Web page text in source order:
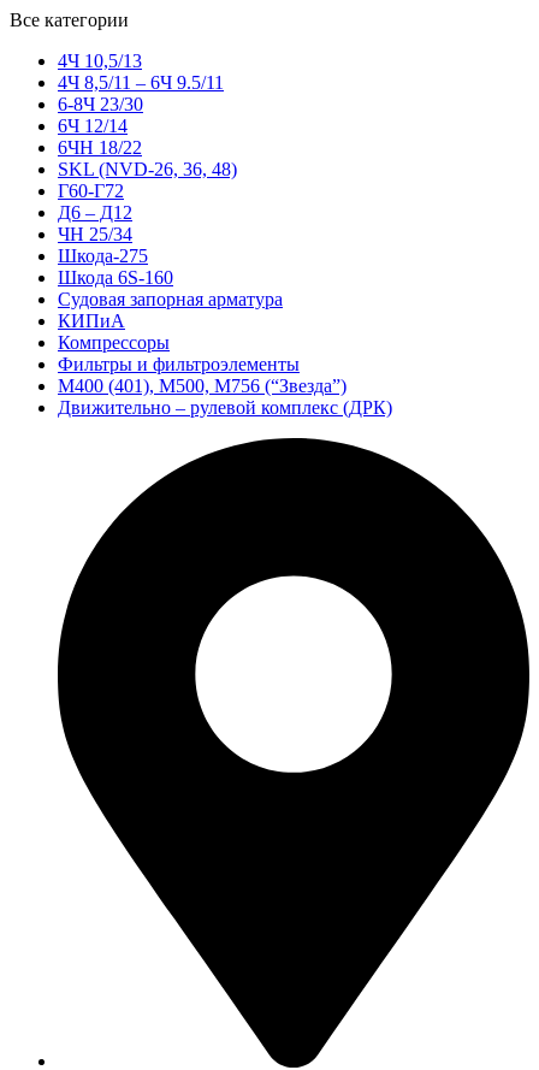
Все категории
4Ч 10,5/13
4Ч 8,5/11 – 6Ч 9.5/11
6-8Ч 23/30
6Ч 12/14
6ЧН 18/22
SKL (NVD-26, 36, 48)
Г60-Г72
Д6 – Д12
ЧН 25/34
Шкода-275
Шкода 6S-160
Судовая запорная арматура
КИПиА
Компрессоры
Фильтры и фильтроэлементы
М400 (401), М500, М756 (“Звезда”)
Движительно – рулевой комплекс (ДРК)